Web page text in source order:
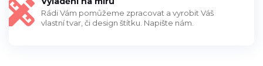
Rádi Vám pomůžeme zpracovat a vyrobit Váš
vlastní tvar, či design štítku. Napište nám.